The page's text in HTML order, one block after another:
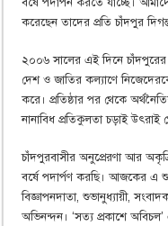
করেছেন তাদের প্রতি চাঁদপুর
২০০৬ সালের এই দিনে চাঁদপুরের
দেশ ও জাতির কল্যাণে
করে। প্রতিষ্ঠার পর থেকে
নানাবিধ প্রতিকুলতা চড়াই
চাঁদপুরবাসীর অনুপ্রেরণা আর
বর্ষে পদার্পণ করছি। আজকের এ
বিজ্ঞাপনদাতা, শুভানুধ্যায়ী,
অভিনন্দন। ‘সত্য প্রকাশে